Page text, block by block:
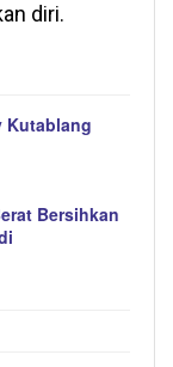
diri.
Kutablang
Bersihkan